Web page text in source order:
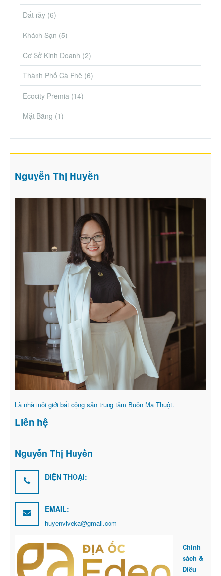
Đất rẫy (6)
Khách Sạn (5)
Cơ Sở Kinh Doanh (2)
Thành Phố Cà Phê (6)
Ecocity Premia (14)
Mặt Bằng (1)
Nguyễn Thị Huyền
Là nhà môi giới bất động sản trung tâm Buôn Ma Thuột.
Liên hệ
Nguyễn Thị Huyền
ĐIỆN THOẠI:
EMAIL:
huyenviveka@gmail.com
Chính
sách &
Điều